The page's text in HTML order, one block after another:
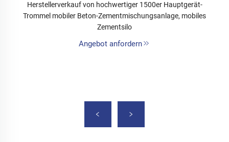
Herstellerverkauf von hochwertiger 1500er Hauptgerät-
Trommel mobiler Beton-Zementmischungsanlage, mobiles
Zementsilo
Angebot anfordern